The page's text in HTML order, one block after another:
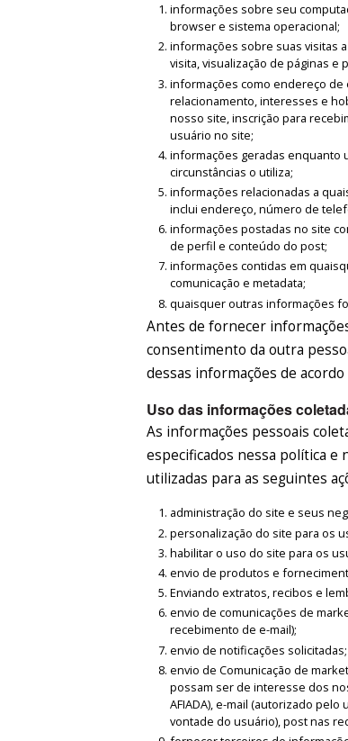
informações sobre seu
browser e sistema operacional;
informações sobre suas visitas
visita, visualização de páginas e
informações como endereço de
relacionamento, interesses e
nosso site, inscrição para
usuário no site;
informações geradas enquanto
circunstâncias o utiliza;
informações relacionadas a
inclui endereço, número de
informações postadas no site
de perfil e conteúdo do post;
informações contidas em
comunicação e metadata;
quaisquer outras informações
Antes de fornecer
consentimento da outra
dessas informações de
Uso das informações
As informações pessoais
especificados nessa política e
utilizadas para as seguintes
administração do site e seus
personalização do site para os
habilitar o uso do site para os
envio de produtos e
Enviando extratos, recibos e
envio de comunicações de
recebimento de e-mail);
envio de notificações solicitadas;
envio de Comunicação de
possam ser de interesse dos
AFIADA), e-mail (autorizado
vontade do usuário), post nas